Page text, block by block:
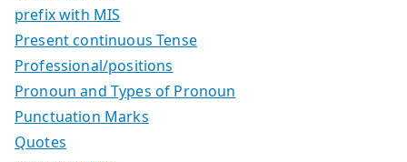
prefix with MIS
Present continuous Tense
Professional/positions
Pronoun and Types of Pronoun
Punctuation Marks
Quotes